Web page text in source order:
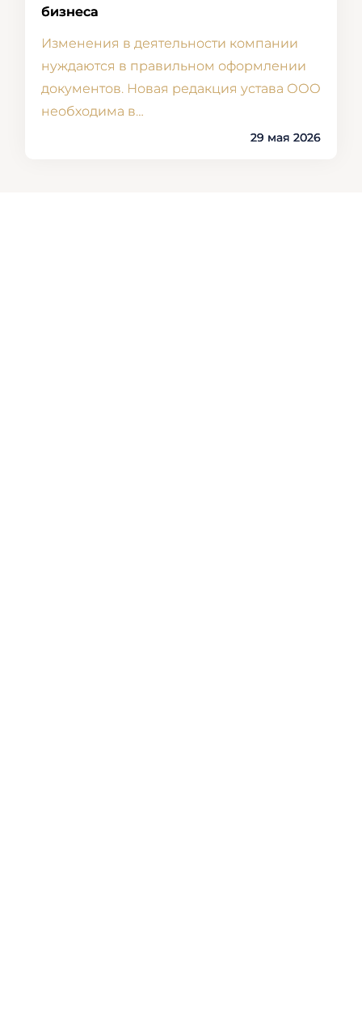
бизнеса
Изменения в деятельности компании
нуждаются в правильном оформлении
документов. Новая редакция устава ООО
необходима в…
29 мая 2026